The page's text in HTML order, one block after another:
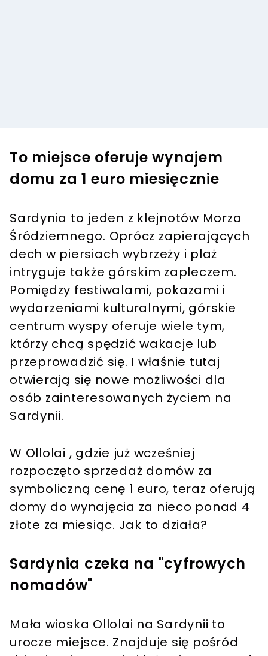
To miejsce oferuje wynajem
domu za 1 euro miesięcznie
Sardynia to jeden z klejnotów Morza
Śródziemnego. Oprócz zapierających
dech w piersiach wybrzeży i plaż
intryguje także górskim zapleczem.
Pomiędzy festiwalami, pokazami i
wydarzeniami kulturalnymi, górskie
centrum wyspy oferuje wiele tym,
którzy chcą spędzić wakacje lub
przeprowadzić się. I właśnie tutaj
otwierają się nowe możliwości dla
osób zainteresowanych życiem na
Sardynii.
W Ollolai , gdzie już wcześniej
rozpoczęto sprzedaż domów za
symboliczną cenę 1 euro, teraz oferują
domy do wynajęcia za nieco ponad 4
złote za miesiąc. Jak to działa?
Sardynia czeka na "cyfrowych
nomadów"
Mała wioska Ollolai na Sardynii to
urocze miejsce. Znajduje się pośród